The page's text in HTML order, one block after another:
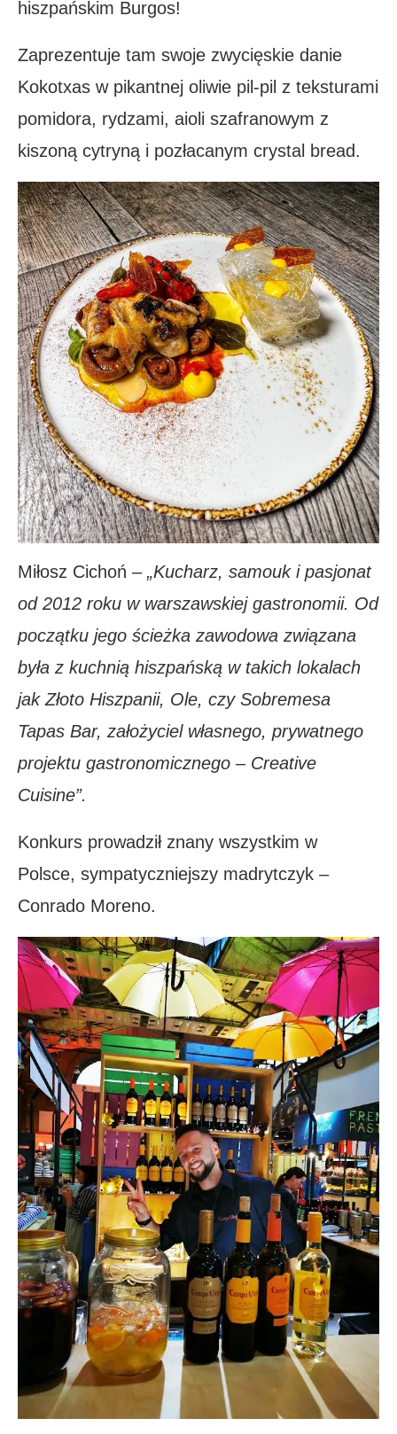
hiszpańskim Burgos!
Zaprezentuje tam swoje zwycięskie danie
Kokotxas w pikantnej oliwie pil-pil z teksturami
pomidora, rydzami, aioli szafranowym z
kiszoną cytryną i pozłacanym crystal bread.
Miłosz Cichoń – „Kucharz, samouk i pasjonat
od 2012 roku w warszawskiej gastronomii. Od
początku jego ścieżka zawodowa związana
była z kuchnią hiszpańską w takich lokalach
jak Złoto Hiszpanii, Ole, czy Sobremesa
Tapas Bar, założyciel własnego, prywatnego
projektu gastronomicznego – Creative
Cuisine”.
Konkurs prowadził znany wszystkim w
Polsce, sympatyczniejszy madrytczyk –
Conrado Moreno.